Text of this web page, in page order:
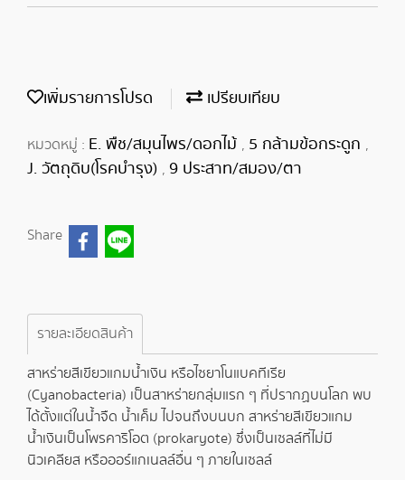
เพิ่มรายการโปรด เปรียบเทียบ
หมวดหมู่ : E. พืช/สมุนไพร/ดอกไม้ , 5 กล้ามข้อกระดูก ,
J. วัตถุดิบ(โรคบำรุง) , 9 ประสาท/สมอง/ตา
Share
รายละเอียดสินค้า
สาหร่ายสีเขียวแกมน้ำเงิน หรือไซยาโนแบคทีเรีย
(Cyanobacteria) เป็นสาหร่ายกลุ่มแรก ๆ ที่ปรากฏบนโลก พบ
ได้ตั้งแต่ในน้ำจืด น้ำเค็ม ไปจนถึงบนบก สาหร่ายสีเขียวแกม
น้ำเงินเป็นโพรคาริโอต (prokaryote) ซึ่งเป็นเซลล์ที่ไม่มี
นิวเคลียส หรือออร์แกเนลล์อื่น ๆ ภายในเซลล์